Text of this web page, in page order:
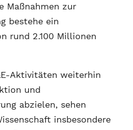
Maßnahmen zur
bestehe ein
rund 2.100 Millionen
Aktivitäten weiterhin
und
abzielen, sehen
insbesondere